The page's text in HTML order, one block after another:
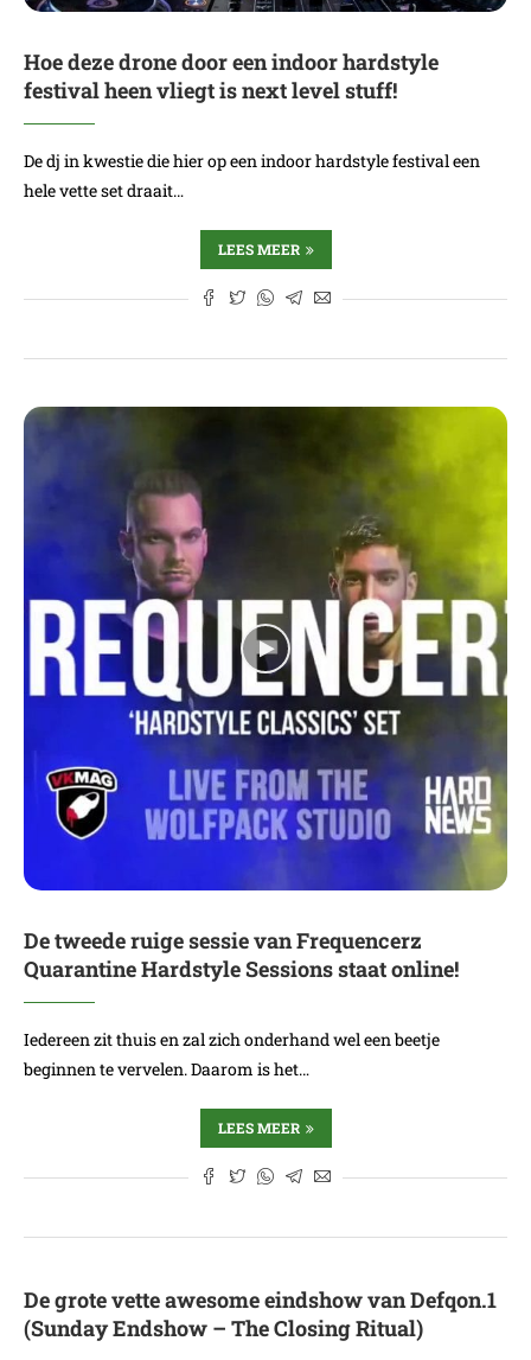
Hoe deze drone door een indoor hardstyle
festival heen vliegt is next level stuff!
De dj in kwestie die hier op een indoor hardstyle festival een
hele vette set draait…
LEES MEER
De tweede ruige sessie van Frequencerz
Quarantine Hardstyle Sessions staat online!
Iedereen zit thuis en zal zich onderhand wel een beetje
beginnen te vervelen. Daarom is het…
LEES MEER
De grote vette awesome eindshow van Defqon.1
(Sunday Endshow – The Closing Ritual)